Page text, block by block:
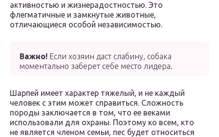
активностью и жизнерадостностью. Это
флегматичные и замкнутые животные,
отличающиеся особой независимостью.
Важно! Если хозяин даст слабину, собака
моментально заберет себе место лидера.
Шарпей имеет характер тяжелый, и не каждый
человек с этим может справиться. Сложность
породы заключается в том, что ее веками
использовали для охраны. Поэтому ко всем, кто
не является членом семьи, пес будет относиться